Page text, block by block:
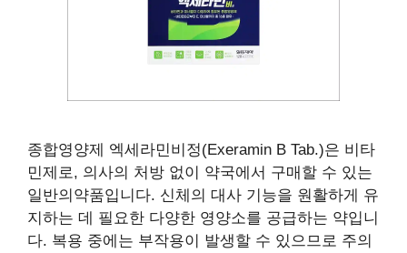
종합영양제 엑세라민비정(Exeramin B Tab.)은 비타
민제로, 의사의 처방 없이 약국에서 구매할 수 있는
일반의약품입니다. 신체의 대사 기능을 원활하게 유
지하는 데 필요한 다양한 영양소를 공급하는 약입니
다. 복용 중에는 부작용이 발생할 수 있으므로 주의